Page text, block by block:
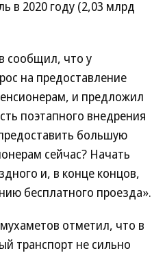
в 2020 году (2,03 млрд
сообщил, что у
на предоставление
и предложил
поэтапного внедрения
большую
сейчас? Начать
и, в конце концов,
бесплатного проезда».
отметил, что в
транспорт не сильно